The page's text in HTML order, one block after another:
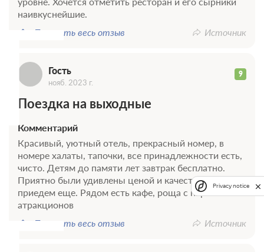
Моментальное подтверждение
В стоимость входит:
Оптимальный, Без питания
Требуется внесение 100% предоплаты на условиях 10%
сейчас и 90% до 19.08.2026, 14:00
7 150
2 гостя
Моментальное подтверждение
В стоимость входит:
Оптимальный, Без питания
Бесплатная отмена
Требуется внесение 100% предоплаты на условиях 10%
сейчас и 90% до 19.08.2026, 14:00
наивкуснейшие.
Показать весь отзыв
Источник
Гость 9
нояб. 2023 г.
Поездка на выходные
Комментарий
Красивый, уютный отель, прекрасный номер, в
номере халаты, тапочки, все принадлежности есть,
чисто. Детям до памяти лет завтрак бесплатно.
Приятно были удивлены ценой и качеством,
приедем еще. Рядом есть кафе, роща с парком
атракционов
Показать весь отзыв
Источник
Privacy notice